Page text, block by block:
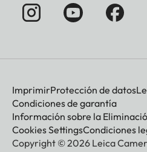
ImprimirProtección de datos
Condiciones de garantía
Información sobre la
Cookies SettingsCondiciones
Copyright © 2026 Leica